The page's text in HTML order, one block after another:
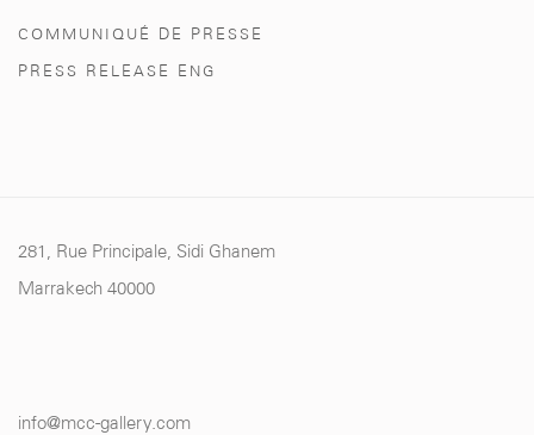
COMMUNIQUÉ DE PRESSE
(PDF, OPENS IN A NEW TAB.)
PRESS RELEASE ENG
281, Rue Principale, Sidi Ghanem
Marrakech 40000
info@mcc-gallery.com